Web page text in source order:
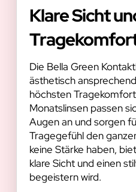
Klare Sicht
Die Bella Green
ästhetisch
höchsten
Monatslinsen passen
Augen an und sorgen
Tragegefühl den
keine Stärke haben,
klare Sicht und einen
begeistern wird.